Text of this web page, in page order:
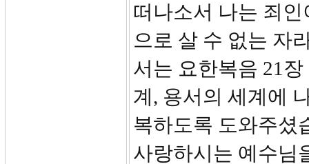
떠나소서 나는 죄
으로 살 수 없는 자
서는 요한복음 21
계, 용서의 세계에
복하도록 도와주셨
사랑하시는 예수님